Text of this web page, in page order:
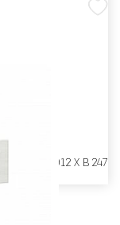
Ш 994 X Г 912 X В 247